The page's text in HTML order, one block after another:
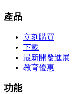
產品
立刻購買
下載
最新開發進展
教育優惠
功能